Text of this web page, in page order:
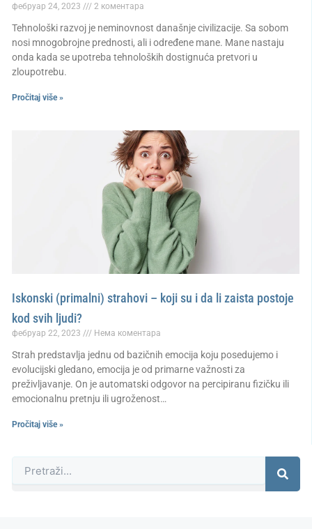
фебруар 24, 2023 2 коментара
Tehnološki razvoj je neminovnost današnje civilizacije. Sa sobom
nosi mnogobrojne prednosti, ali i određene mane. Mane nastaju
onda kada se upotreba tehnoloških dostignuća pretvori u
zloupotrebu.
Pročitaj više »
Iskonski (primalni) strahovi – koji su i da li zaista postoje
kod svih ljudi?
фебруар 22, 2023 Нема коментара
Strah predstavlja jednu od bazičnih emocija koju posedujemo i
evolucijski gledano, emocija je od primarne važnosti za
preživljavanje. On je automatski odgovor na percipiranu fizičku ili
emocionalnu pretnju ili ugroženost…
Pročitaj više »